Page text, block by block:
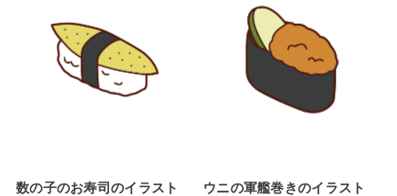
数の子のお寿司のイラスト ウニの軍艦巻きのイラスト